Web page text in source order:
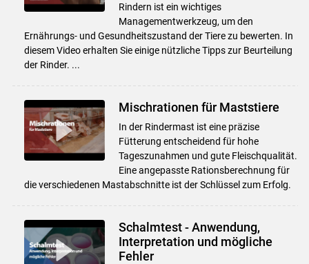
Rindern ist ein wichtiges
Managementwerkzeug, um den
Ernährungs- und Gesundheitszustand der Tiere zu bewerten. In
diesem Video erhalten Sie einige nützliche Tipps zur Beurteilung
der Rinder. ...
Mischrationen für Maststiere
In der Rindermast ist eine präzise
Fütterung entscheidend für hohe
Tageszunahmen und gute Fleischqualität.
Eine angepasste Rationsberechnung für
die verschiedenen Mastabschnitte ist der Schlüssel zum Erfolg.
Schalmtest - Anwendung,
Interpretation und mögliche
Fehler